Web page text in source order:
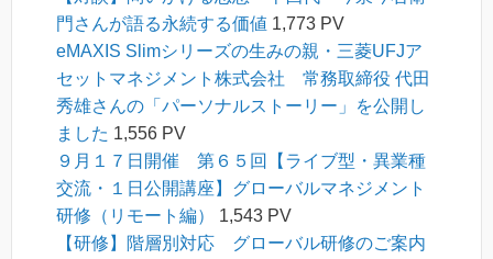
門さんが語る永続する価値 1,773 PV
eMAXIS Slimシリーズの生みの親・三菱UFJア
セットマネジメント株式会社 常務取締役 代田
秀雄さんの「パーソナルストーリー」を公開し
ました 1,556 PV
９月１７日開催 第６５回【ライブ型・異業種
交流・１日公開講座】グローバルマネジメント
研修（リモート編）
1,543 PV
【研修】階層別対応 グローバル研修のご案内